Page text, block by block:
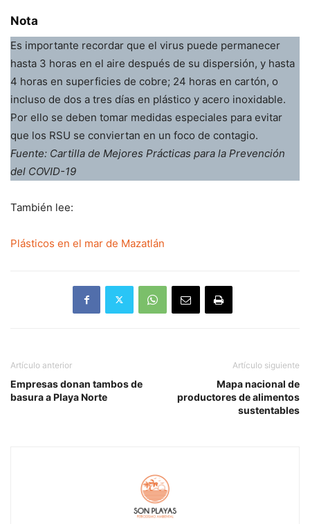
Nota
Es importante recordar que el virus puede permanecer
hasta 3 horas en el aire después de su dispersión, y hasta
4 horas en superficies de cobre; 24 horas en cartón, o
incluso de dos a tres días en plástico y acero inoxidable.
Por ello se deben tomar medidas especiales para evitar
que los RSU se conviertan en un foco de contagio.
Fuente: Cartilla de Mejores Prácticas para la Prevención
del COVID-19
También lee:
Plásticos en el mar de Mazatlán
Artículo anterior
Empresas donan tambos de
basura a Playa Norte
Artículo siguiente
Mapa nacional de
productores de alimentos
sustentables